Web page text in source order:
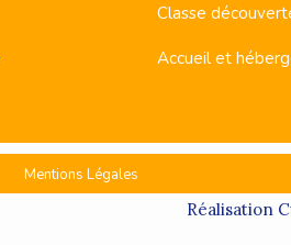
Classe
Accueil et
Mentions Légales
Réalisation